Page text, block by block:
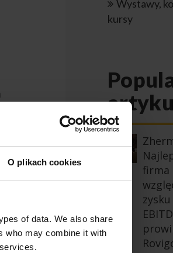
O plikach cookies
of data. We also share
who may combine it with
Wystawy,
kursy
firma